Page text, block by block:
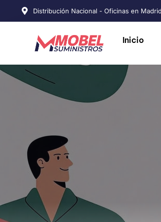
Distribución Nacional - Oficinas en Madrid
Inicio